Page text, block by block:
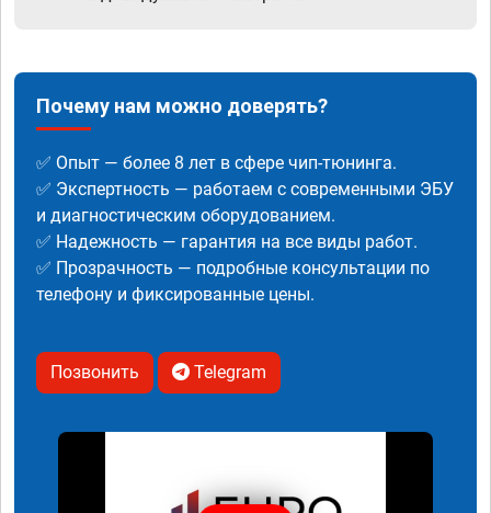
Почему нам можно доверять?
✅ Опыт — более 8 лет в сфере чип-тюнинга.
✅ Экспертность — работаем с современными ЭБУ
и диагностическим оборудованием.
✅ Надежность — гарантия на все виды работ.
✅ Прозрачность — подробные консультации по
телефону и фиксированные цены.
Позвонить Telegram